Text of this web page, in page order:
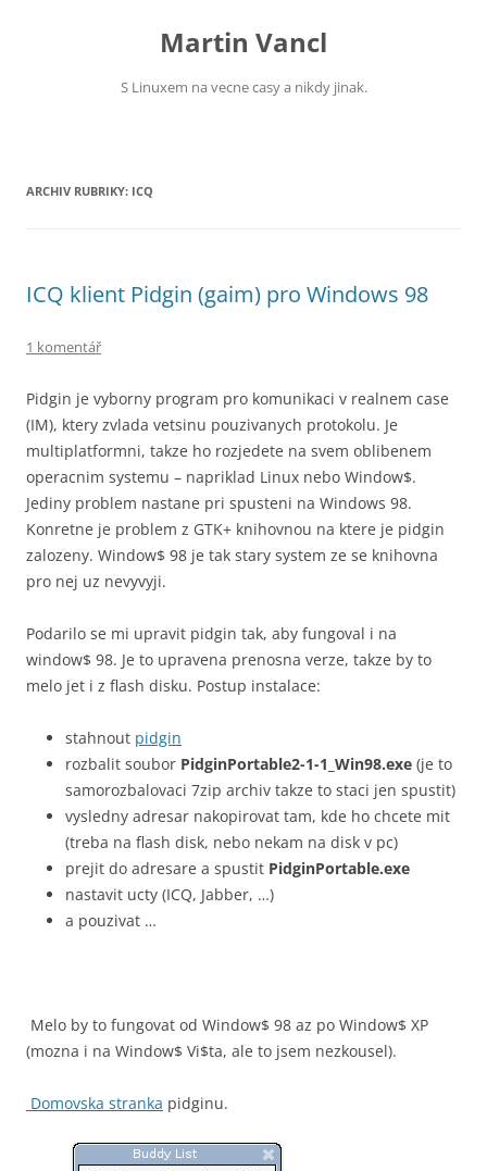
Martin Vancl
S Linuxem na vecne casy a nikdy jinak.
ARCHIV RUBRIKY: ICQ
ICQ klient Pidgin (gaim) pro Windows 98
1 komentář
Pidgin je vyborny program pro komunikaci v realnem case
(IM), ktery zvlada vetsinu pouzivanych protokolu. Je
multiplatformni, takze ho rozjedete na svem oblibenem
operacnim systemu – napriklad Linux nebo Window$.
Jediny problem nastane pri spusteni na Windows 98.
Konretne je problem z GTK+ knihovnou na ktere je pidgin
zalozeny. Window$ 98 je tak stary system ze se knihovna
pro nej uz nevyvyji.
Podarilo se mi upravit pidgin tak, aby fungoval i na
window$ 98. Je to upravena prenosna verze, takze by to
melo jet i z flash disku. Postup instalace:
stahnout pidgin
rozbalit soubor PidginPortable2-1-1_Win98.exe (je to
samorozbalovaci 7zip archiv takze to staci jen spustit)
vysledny adresar nakopirovat tam, kde ho chcete mit
(treba na flash disk, nebo nekam na disk v pc)
prejit do adresare a spustit PidginPortable.exe
nastavit ucty (ICQ, Jabber, …)
a pouzivat …
Melo by to fungovat od Window$ 98 az po Window$ XP
(mozna i na Window$ Vi$ta, ale to jsem nezkousel).
Domovska stranka pidginu.